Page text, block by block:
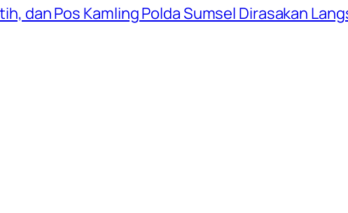
dan Pos Kamling Polda Sumsel Dirasakan